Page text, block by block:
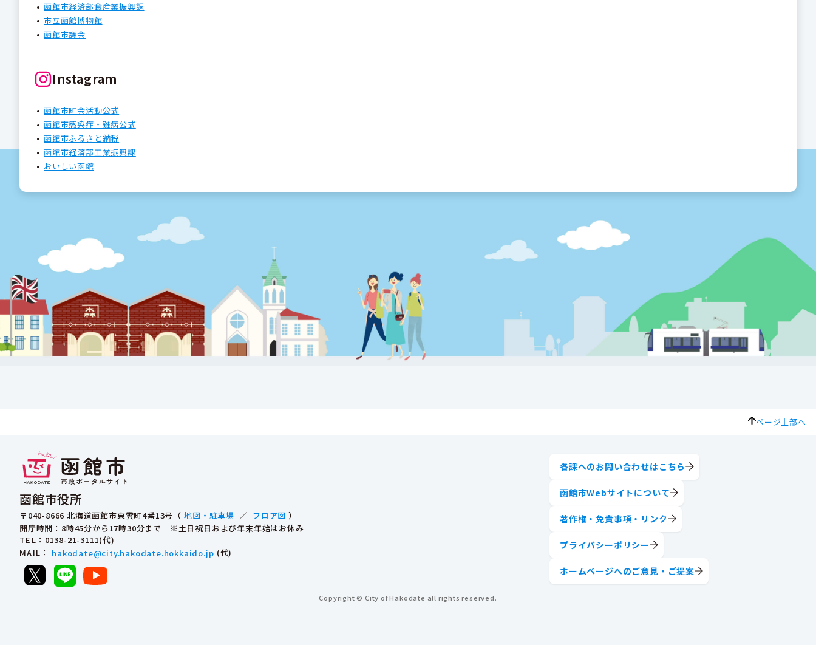
函館市経済部食産業振興課
市立函館博物館
函館市議会
Instagram
函館市町会活動公式
函館市感染症・難病公式
函館市ふるさと納税
函館市経済部工業振興課
おいしい函館
ページ上部へ
函館市役所
〒040-8666 北海道函館市東雲町4番13号（ 地図・駐車場 ／ フロア図 ）
開庁時間：8時45分から17時30分まで ※土日祝日および年末年始はお休み
TEL ：0138-21-3111(代)
MAIL ： hakodate@city.hakodate.hokkaido.jp (代)
各課へのお問い合わせはこちら
函館市Webサイトについて
著作権・免責事項・リンク
プライバシーポリシー
ホームページへのご意見・ご提案
Copyright © City of Hakodate all rights reserved.